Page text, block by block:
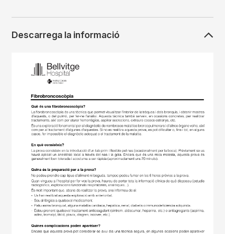
Descarrega la informació